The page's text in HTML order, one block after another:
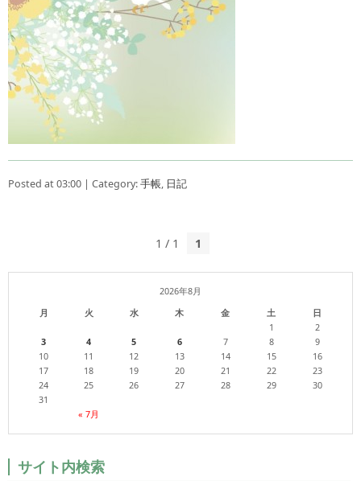
Posted at 03:00 | Category:手帳, 日記
1 / 1 1
2026年8月
月
火 水 木 金 土 日
« 7月
1
2
3
4 5 6 7 8
9
10
11 12 13 14 15
16
17
18 19 20 21 22
23
24
25 26 27 28 29
30
31
サイト内検索